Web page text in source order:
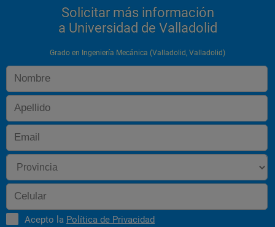
tecnología ambiental y de
Segundo
matemáticas
iii
organización
ciencia de materiales
mecanismos
Solicitar más información
a Universidad de Valladolid
Grado en Ingeniería Mecánica (Valladolid, Valladolid)
Acepto la Política de Privacidad